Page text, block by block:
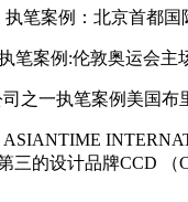
笔案例：北京首都
笔案例:伦敦奥运会
之一执笔案例美国
ASIANTIME
的设计品牌CCD （